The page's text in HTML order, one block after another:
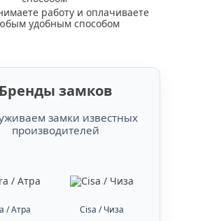
работу и оплачиваете
удобным способом
Бренды замков
замки известных
производителей
Cisa / Чиза DiSec / Дисек